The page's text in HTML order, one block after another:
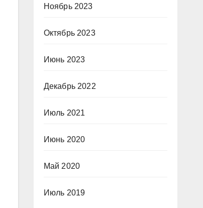
Ноябрь 2023
Октябрь 2023
Июнь 2023
Декабрь 2022
Июль 2021
Июнь 2020
Май 2020
Июль 2019